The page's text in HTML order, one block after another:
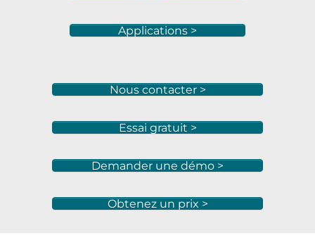
Applications >
Nous contacter >
Essai gratuit >
Demander une démo >
Obtenez un prix >